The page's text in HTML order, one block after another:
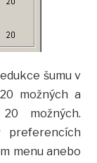
šumu v
možných a
možných.
menu anebo